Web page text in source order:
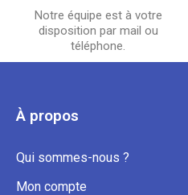
Notre équipe est à votre
disposition par mail ou
téléphone.
À propos
Qui sommes-nous ?
Mon compte